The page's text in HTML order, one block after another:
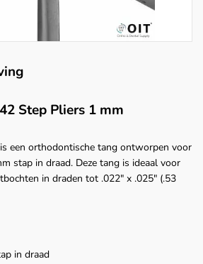
Step Pliers 1 mm
een orthodontische tang ontworpen voor
stap in draad. Deze tang is ideaal voor
in draden tot .022" x .025" (.53
in draad